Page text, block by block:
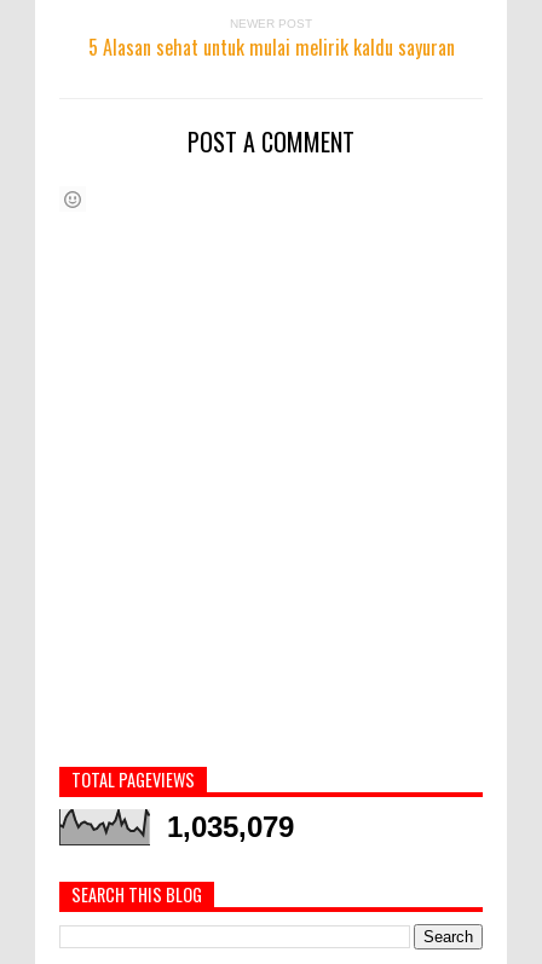
NEWER POST
5 Alasan sehat untuk mulai melirik kaldu sayuran
POST A COMMENT
TOTAL PAGEVIEWS
1,035,079
SEARCH THIS BLOG